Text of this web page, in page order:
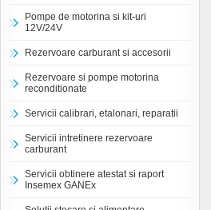
Pompe de motorina si kit-uri
12V/24V
Rezervoare carburant si accesorii
Rezervoare si pompe motorina
reconditionate
Servicii calibrari, etalonari, reparatii
Servicii intretinere rezervoare
carburant
Servicii obtinere atestat si raport
Insemex GANEx